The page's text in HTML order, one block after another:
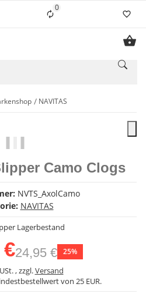
0Liste ist leer
NAVITAS
Camo Clogs
NVTS_AxolCamo
NAVITAS
Lagerbestand
24,95 € 25%
, zzgl.Versand
von 25 EUR.